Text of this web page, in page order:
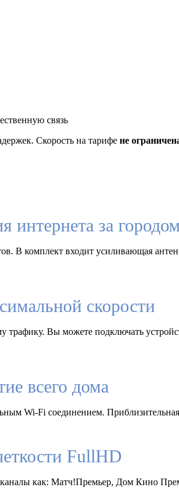
связь
Скорость на тарифе не
за
В комплект входит усиливающая
скорости
Вы можете подключать
всего дома
Wi-Fi соединением.
FullHD
каналы как: Матч!Премьер, Дом Кино